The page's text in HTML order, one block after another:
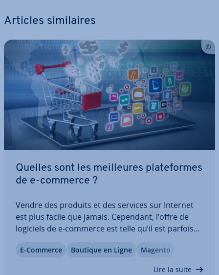
Articles si­mi­laires
Quelles sont les meil­leures pla­te­formes
de e-commerce ?
Vendre des produits et des services sur Internet
est plus facile que jamais. Cependant, l’offre de
logiciels de e-commerce est telle qu’il est parfois
boutiques en ligne vous fournit des points de
E-Commerce Boutique en Ligne Magento
Lire la suite